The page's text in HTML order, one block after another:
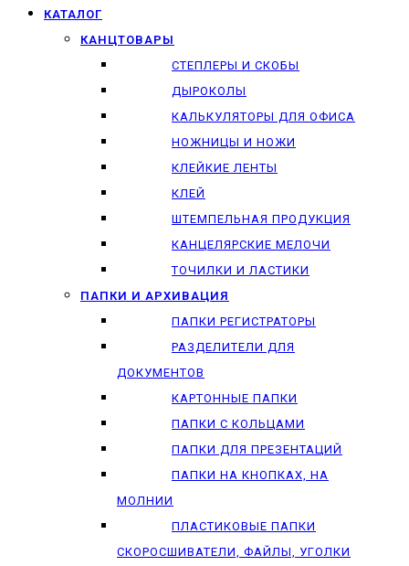
КАТАЛОГ
КАНЦТОВАРЫ
СТЕПЛЕРЫ И СКОБЫ
ДЫРОКОЛЫ
КАЛЬКУЛЯТОРЫ ДЛЯ ОФИСА
НОЖНИЦЫ И НОЖИ
КЛЕЙКИЕ ЛЕНТЫ
КЛЕЙ
ШТЕМПЕЛЬНАЯ ПРОДУКЦИЯ
КАНЦЕЛЯРСКИЕ МЕЛОЧИ
ТОЧИЛКИ И ЛАСТИКИ
ПАПКИ И АРХИВАЦИЯ
ПАПКИ РЕГИСТРАТОРЫ
РАЗДЕЛИТЕЛИ ДЛЯ
ДОКУМЕНТОВ
КАРТОННЫЕ ПАПКИ
ПАПКИ С КОЛЬЦАМИ
ПАПКИ ДЛЯ ПРЕЗЕНТАЦИЙ
ПАПКИ НА КНОПКАХ, НА
МОЛНИИ
ПЛАСТИКОВЫЕ ПАПКИ
СКОРОСШИВАТЕЛИ, ФАЙЛЫ, УГОЛКИ